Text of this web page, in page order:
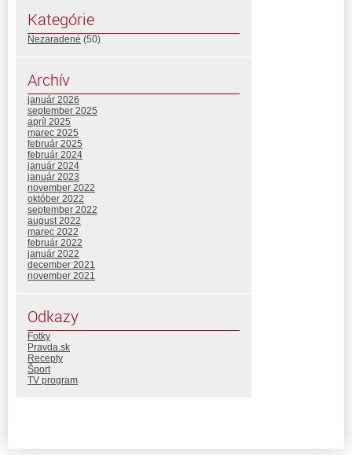
Kategórie
Nezaradené (50)
Archív
január 2026
september 2025
apríl 2025
marec 2025
február 2025
február 2024
január 2024
január 2023
november 2022
október 2022
september 2022
august 2022
marec 2022
február 2022
január 2022
december 2021
november 2021
Odkazy
Fotky
Pravda.sk
Recepty
Šport
TV program